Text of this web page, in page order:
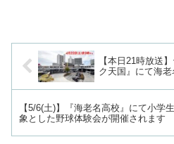
【本日21時放送
ク天国』にて海
【5/6(土)】『海老名高校』にて小学
象とした野球体験会が開催されます